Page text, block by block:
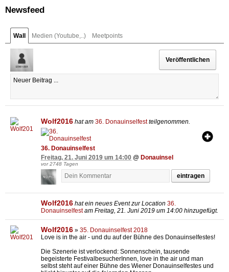
Newsfeed
Wall Medien (Youtube,..) Meetpoints
Wolf2016 hat am 36. Donauinselfestteilgenommen.
36. Donauinselfest
Freitag, 21. Juni 2019 um 14:00 @ Donauinsel
vor 2748 Tagen
eintragen
Wolf2016 hat ein neues Event zur Location 36.
Donauinselfestam Freitag, 21. Juni 2019 um 14:00 hinzugefügt.
Wolf2016 » 35. Donauinselfest 2018
Love is in the air - und du auf der Bühne des Donauinselfestes!
Die Szenerie ist verlockend: Sonnenschein, tausende
begeisterte FestivalbesucherInnen, love in the air und man
selbst steht auf einer Bühne des Wiener Donauinselfestes und